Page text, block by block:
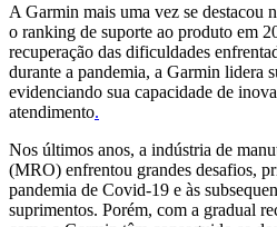
A Garmin mais uma vez se destacou
o ranking de suporte ao produto em
recuperação das dificuldades
durante a pandemia, a Garmin lidera
evidenciando sua capacidade de
atendimento.
Nos últimos anos, a indústria de
(MRO) enfrentou grandes desafios,
pandemia de Covid-19 e às
suprimentos. Porém, com a gradual